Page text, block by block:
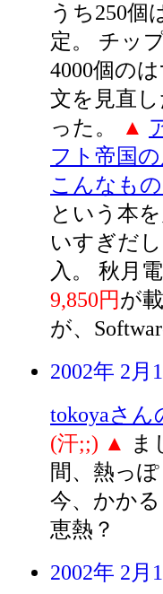
うち250個
定。 チッ
4000個の
文を見直
った。
▲
フト帝国
こんなも
という本
いすぎだ
入。 秋月
9,850円が
が、
2002年 2月
tokoyaさん
(汗;;) ▲
ま
間、熱っ
今、かか
恵熱？
2002年 2月